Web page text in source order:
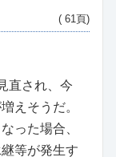
( 61頁)
直され、今
えそうだ。
った場合、
等が発生す